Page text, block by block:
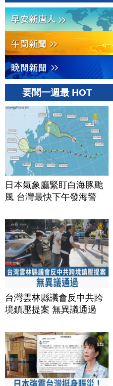
要聞一週最 HOT
日本氣象廳緊盯白海豚颱
風 台灣最快下午發海警
台灣雲林縣議會反中共跨
境鎮壓提案 無異議通過